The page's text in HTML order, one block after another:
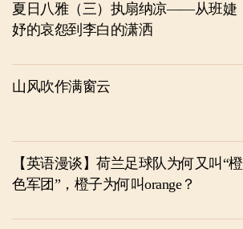
夏日八雅（三）执扇纳凉——从班婕
妤的哀怨到李白的潇洒
山风吹作满窗云
【英语漫谈】荷兰足球队为何又叫“橙
色军团”，橙子为何叫orange？